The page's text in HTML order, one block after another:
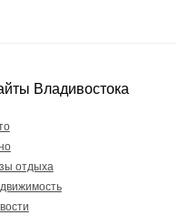
Владивостока
отдыха